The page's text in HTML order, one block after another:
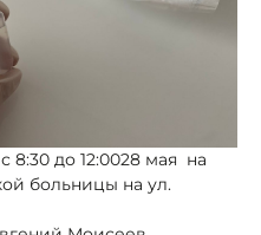
8:30 до 12:0028 мая на
больницы на ул.